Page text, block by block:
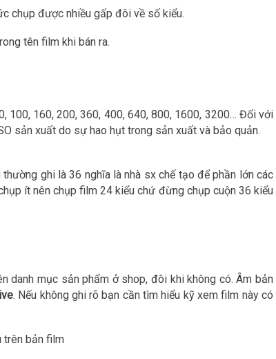
chụp được nhiều gấp đôi về số kiểu.
tên film khi bán ra.
100, 160, 200, 360, 400, 640, 800, 1600, 3200… Đối với
sản xuất do sự hao hụt trong sản xuất và bảo quản.
ghi là 36 nghĩa là nhà sx chế tạo để phần lớn các
ít nên chụp film 24 kiểu chứ đừng chụp cuộn 36 kiểu
danh mục sản phẩm ở shop, đôi khi không có. Âm bản
. Nếu không ghi rõ bạn cần tìm hiểu kỹ xem film này có
trên bản film